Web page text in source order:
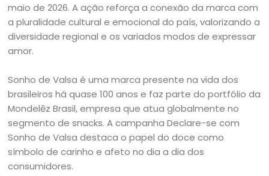
maio de 2026. A ação reforça a conexão da marca com
a pluralidade cultural e emocional do país, valorizando a
diversidade regional e os variados modos de expressar
amor.
Sonho de Valsa é uma marca presente na vida dos
brasileiros há quase 100 anos e faz parte do portfólio da
Mondelēz Brasil, empresa que atua globalmente no
segmento de snacks. A campanha Declare-se com
Sonho de Valsa destaca o papel do doce como
símbolo de carinho e afeto no dia a dia dos
consumidores.